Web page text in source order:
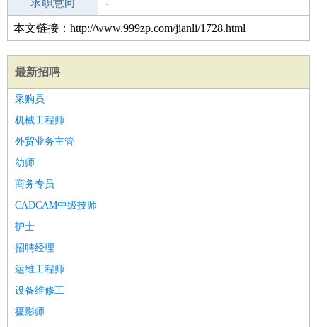
外语水平
求职意向 -
本文链接：http://www.999zp.com/jianli/1728.html
最新招聘
采购员
机械工程师
外贸业务主管
幼师
商务专员
CADCAM中级技师
护士
招聘经理
运维工程师
设备维修工
摄影师